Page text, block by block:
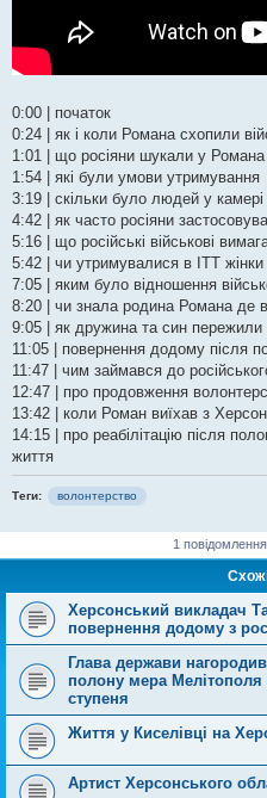
0:00 | початок
0:24 | як і коли Романа схопили
1:01 | що росіяни шукали у
1:54 | які були умови утримування
3:19 | скільки було людей у камері
4:42 | як часто росіяни
5:16 | що російські військові
5:42 | чи утримувалися в ІТТ жінки
7:05 | яким було відношення
8:20 | чи знала родина Романа де
9:05 | як дружина та син
11:05 | повернення додому після
11:47 | чим займався до
12:47 | про продовження
13:42 | коли Роман виїхав з
14:15 | про реабілітацію після
життя
Теги: волонтерство
1
Херсонський викладач
повернення додому з
Глава держави
полону мера Мелітополя
ступеня
Життя у Киселівці на
Артист Херсонського